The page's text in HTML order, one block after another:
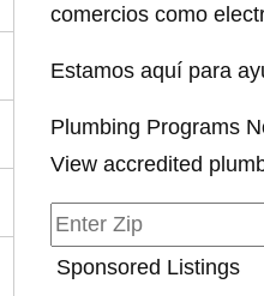
comercios como
Estamos aquí para
Plumbing Programs
View accredited
Sponsored Listings